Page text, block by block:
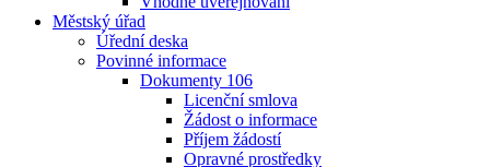
Městský úřad
Úřední deska
Povinné informace
Dokumenty 106
Licenční smlova
Žádost o informace
Příjem žádostí
Opravné prostředky